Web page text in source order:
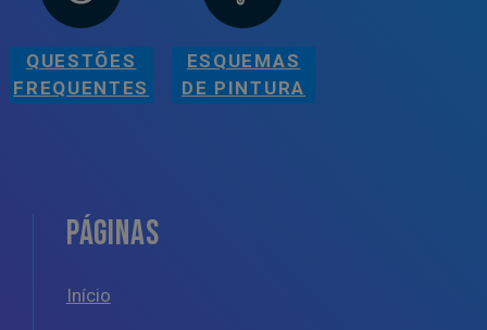
QUESTÕES
FREQUENTES
ESQUEMAS
DE PINTURA
PÁGINAS
Início